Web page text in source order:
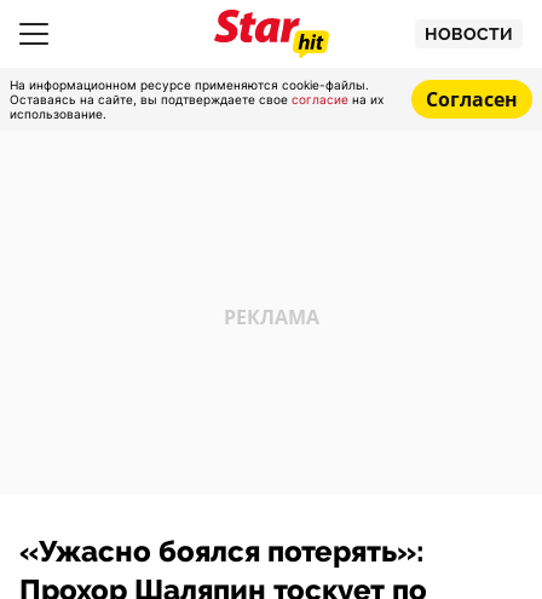
НОВОСТИ
На информационном ресурсе применяются cookie-файлы.
Оставаясь на сайте, вы подтверждаете свое согласие на их
использование.
Согласен
«Ужасно боялся потерять»:
Прохор Шаляпин тоскует по